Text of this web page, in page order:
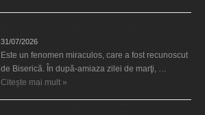
31/07/2026
Este un fenomen miraculos, care a fost recunoscut
de Biserică. În după-amiaza zilei de marţi, …
Citește mai mult »